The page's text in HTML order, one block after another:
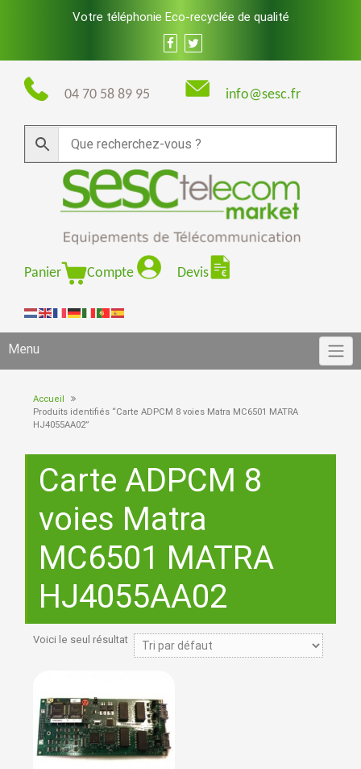
Votre téléphonie Eco-recyclée de qualité
04 70 58 89 95 info@sesc.fr
Panier Compte Devis
Menu
Accueil
Produits identifiés “Carte ADPCM 8 voies Matra MC6501 MATRA
HJ4055AA02”
Carte ADPCM 8
voies Matra
MC6501 MATRA
HJ4055AA02
Voici le seul résultat